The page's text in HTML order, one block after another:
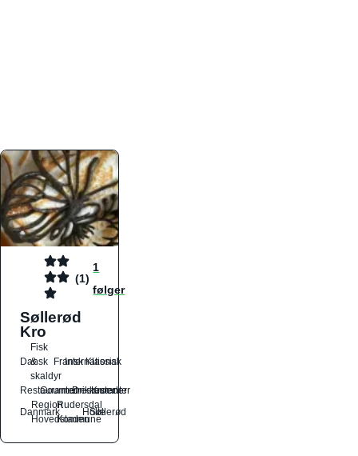
(1)
1
følger
Søllerød
Kro
Dansk
Fisk
&
skaldyr
Fransk
International
Klassisk
Restauranter
Gourmetrestauranter
Drikkesteder
Kroer
Danmark
Region
Hovedstaden
Rudersdal
Kommune
Holte
Søllerød